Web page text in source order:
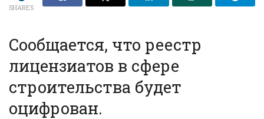
SHARES
Сообщается, что реестр
лицензиатов в сфере
строительства будет
оцифрован.